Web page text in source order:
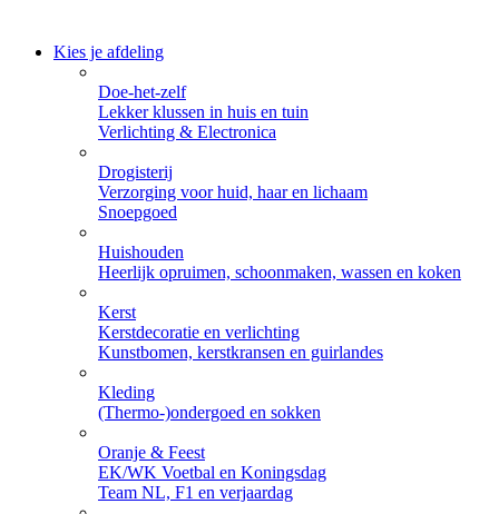
Kies je afdeling
Doe-het-zelf
Lekker klussen in huis en tuin
Verlichting & Electronica
Drogisterij
Verzorging voor huid, haar en lichaam
Snoepgoed
Huishouden
Heerlijk opruimen, schoonmaken, wassen en koken
Kerst
Kerstdecoratie en verlichting
Kunstbomen, kerstkransen en guirlandes
Kleding
(Thermo-)ondergoed en sokken
Oranje & Feest
EK/WK Voetbal en Koningsdag
Team NL, F1 en verjaardag